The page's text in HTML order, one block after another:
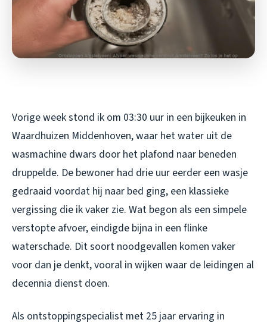
Vorige week stond ik om 03:30 uur in een bijkeuken in
Waardhuizen Middenhoven, waar het water uit de
wasmachine dwars door het plafond naar beneden
druppelde. De bewoner had drie uur eerder een wasje
gedraaid voordat hij naar bed ging, een klassieke
vergissing die ik vaker zie. Wat begon als een simpele
verstopte afvoer, eindigde bijna in een flinke
waterschade. Dit soort noodgevallen komen vaker
voor dan je denkt, vooral in wijken waar de leidingen al
decennia dienst doen.
Als ontstoppingspecialist met 25 jaar ervaring in